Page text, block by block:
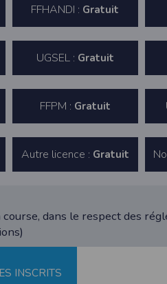
FFHANDI : Gratuit
UGSEL : Gratuit
FFPM : Gratuit
Autre licence : Gratuit
dans le respect des
INSCRITS
ou un smartphone.
disposez d'un compte membre,
déclaré à la Commission Nationale
fonctionnalités du site. Les